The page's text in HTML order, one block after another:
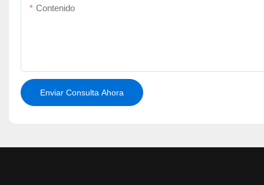
Contenido
Enviar Consulta Ahora